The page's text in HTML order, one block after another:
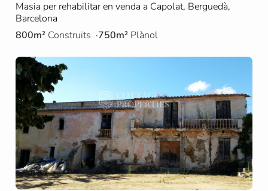
Masia per rehabilitar en venda a Capolat, Berguedà,
Barcelona
800m² Construïts 750m² Plànol